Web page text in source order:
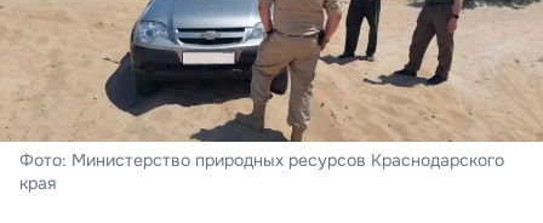
Фото: Министерство природных ресурсов Краснодарского
края